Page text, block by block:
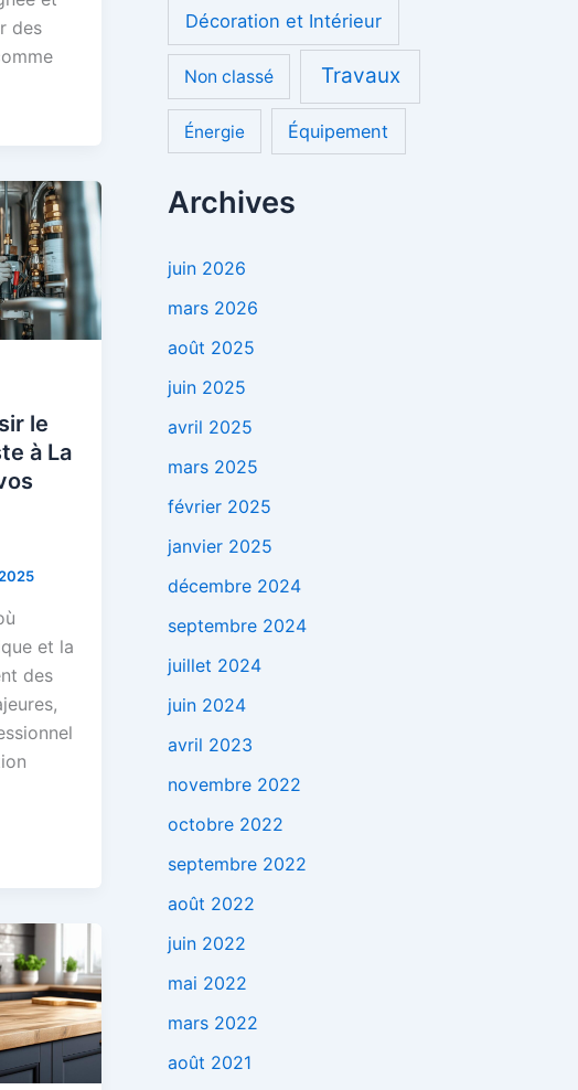
des
le
à La
et la
des
Décoration et Intérieur
Non classé Travaux
Énergie Équipement
Archives
juin 2026
mars 2026
août 2025
juin 2025
avril 2025
mars 2025
février 2025
janvier 2025
décembre 2024
septembre 2024
juillet 2024
juin 2024
avril 2023
novembre 2022
octobre 2022
septembre 2022
août 2022
juin 2022
mai 2022
mars 2022
août 2021